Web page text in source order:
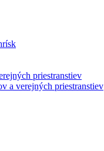
priestranstiev
a verejných priestranstiev